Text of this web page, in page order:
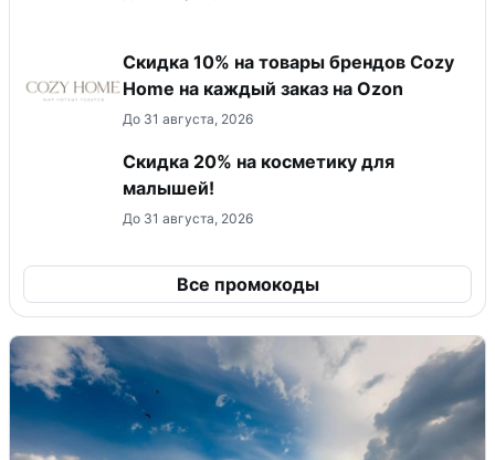
Скидка 10% на товары брендов Cozy
Home на каждый заказ на Оzon
До 31 августа, 2026
Скидка 20% на косметику для
малышей!
До 31 августа, 2026
Все промокоды